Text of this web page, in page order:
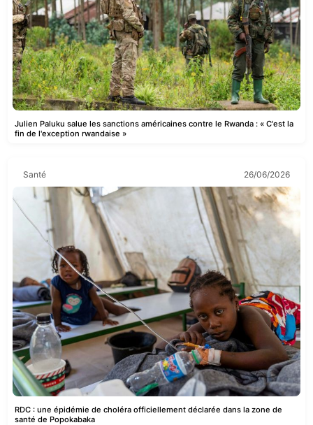
Julien Paluku salue les sanctions américaines contre le Rwanda : « C'est la
fin de l'exception rwandaise »
Santé 26/06/2026
RDC : une épidémie de choléra officiellement déclarée dans la zone de
santé de Popokabaka